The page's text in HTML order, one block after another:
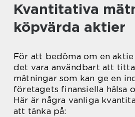
Kvantitativa
köpvärda aktier
För att bedöma om en
det vara användbart att
mätningar som kan ge en
företagets finansiella hälsa
Här är några vanliga
att tänka på: